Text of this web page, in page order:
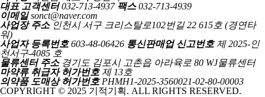
대표 고객센터032-713-4937 팩스032-713-4939
이메일sonct@naver.com
사업장 주소 인천시 서구 크리스탈로102번길 22 615호 (경연타
워)
사업자 등록번호603-48-06426 통신판매업 신고번호제 2025-인
천서구-4085 호
물류센터 주소경기도 김포시 고촌읍 아라육로 80 WJ물류센터
마약류 취급자 허가번호제 13호
의약품 도매상 허가번호PHMH1-2025-3560021-02-80-00003
COPYRIGHT © 2025 기적기획. ALL RIGHTS RESERVED.